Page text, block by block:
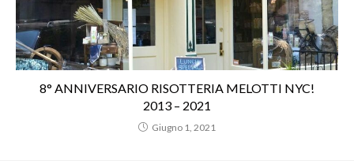
8° ANNIVERSARIO RISOTTERIA MELOTTI NYC!
2013 – 2021
Giugno 1, 2021